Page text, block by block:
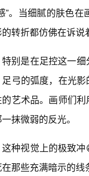
”。当细腻的肤色
转折都仿佛在诉
特别是在足控这一
弓的弧度，在光
艺术品。画师们
抹微弱的反光。
这种视觉上的极致
那些充满暗示的线